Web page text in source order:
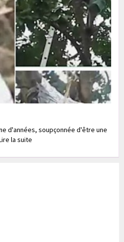
d'années, soupçonnée d'être une
la suite